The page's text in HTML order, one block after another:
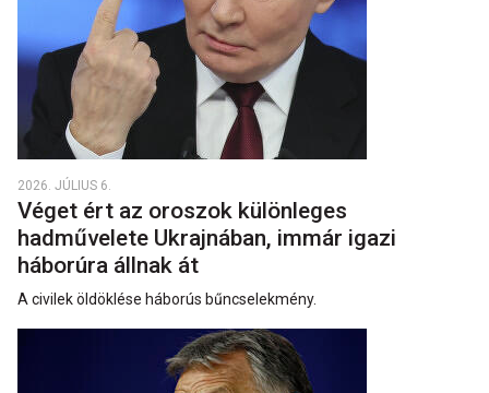
2026. JÚLIUS 6.
Véget ért az oroszok különleges
hadművelete Ukrajnában, immár igazi
háborúra állnak át
A civilek öldöklése háborús bűncselekmény.